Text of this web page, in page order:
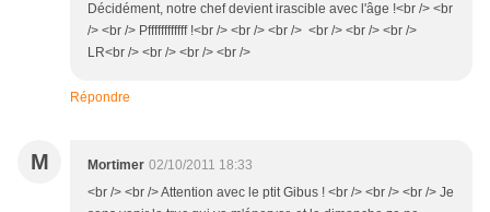
Décidément, notre chef devient irascible avec l'âge !<br /> <br
/> <br /> Pffffffffffff !<br /> <br /> <br /> <br /> <br /> <br />
LR<br /> <br /> <br /> <br />
Répondre
M Mortimer 02/10/2011 18:33
<br /> <br /> Attention avec le ptit Gibus ! <br /> <br /> <br /> Je